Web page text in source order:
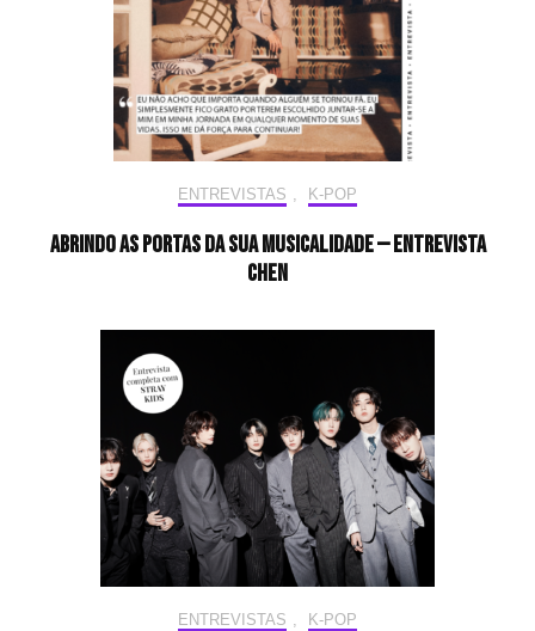
ENTREVISTAS , K-POP
Abrindo as portas da sua musicalidade — Entrevista
CHEN
ENTREVISTAS , K-POP